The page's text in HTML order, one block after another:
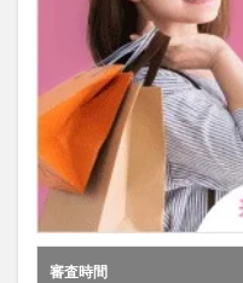
審査時間